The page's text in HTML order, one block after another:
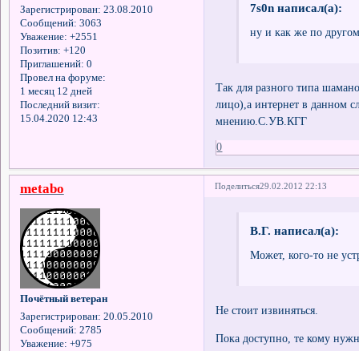
Зарегистрирован: 23.08.2010
Сообщений: 3063
Уважение: +2551
Позитив: +120
Приглашений: 0
Провел на форуме:
1 месяц 12 дней
Последний визит:
15.04.2020 12:43
7s0n написал(а):
ну и как же по
Так для разного типа
лицо),а интернет в данном
мнению.С.УВ.КГГ
0
Поделиться29.02.2012 22:13
metabo
Почётный ветеран
Зарегистрирован: 20.05.2010
Сообщений: 2785
Уважение: +975
В.Г. написал(а):
Может, кого-то не
Не стоит извиняться.
Пока доступно, те кому